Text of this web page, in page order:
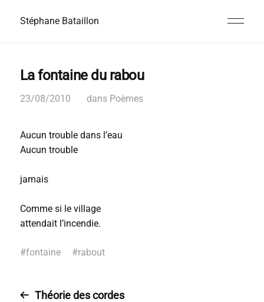
Stéphane Bataillon
La fontaine du rabou
23/08/2010 dans Poèmes
Aucun trouble dans l’eau
Aucun trouble
jamais
Comme si le village
attendait l’incendie.
#fontaine #rabout
Théorie des cordes